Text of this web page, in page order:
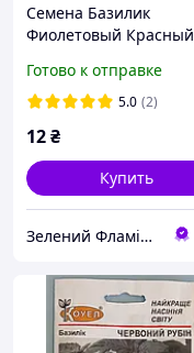
Семена Базилик
Фиолетовый Красный
Готово к отправке
5.0 (2)
12₴
Купить
Зелений Фламінго